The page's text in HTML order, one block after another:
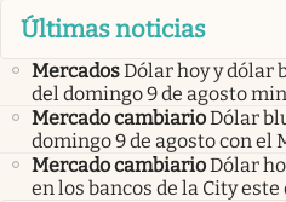
Últimas noticias
MercadosDólar hoy y dólar
del domingo 9 de agosto
Mercado cambiarioDólar
domingo 9 de agosto con el
Mercado cambiarioDólar
en los bancos de la City